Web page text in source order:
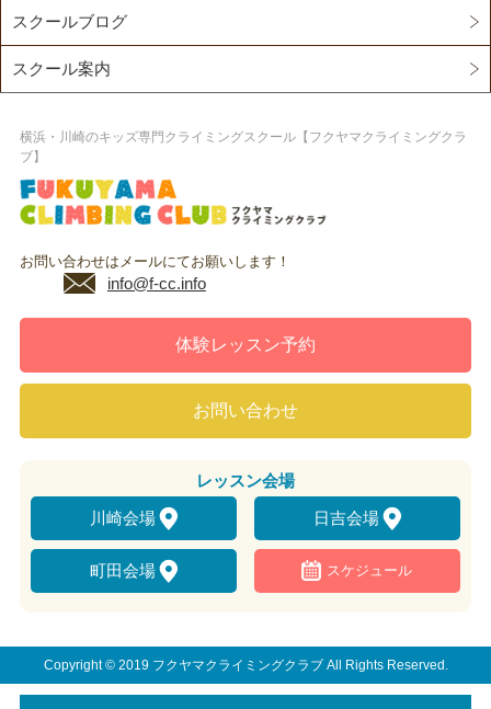
スクールブログ
スクール案内
横浜・川崎のキッズ専門クライミングスクール【フクヤマクライミングクラ
ブ】
お問い合わせはメールにてお願いします！
info@f-cc.info
体験レッスン予約
お問い合わせ
レッスン会場
川崎会場
日吉会場
町田会場 スケジュール
Copyright © 2019 フクヤマクライミングクラブ All Rights Reserved.